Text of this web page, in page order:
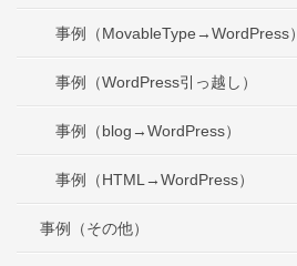
事例（MovableType→WordPress）
事例（WordPress引っ越し）
事例（blog→WordPress）
事例（HTML→WordPress）
事例（その他）